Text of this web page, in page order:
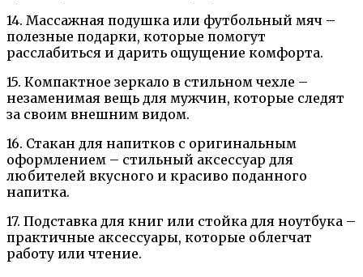
14. Массажная подушка или футбольный мяч –
полезные подарки, которые помогут
расслабиться и дарить ощущение комфорта.
15. Компактное зеркало в стильном чехле –
незаменимая вещь для мужчин, которые следят
за своим внешним видом.
16. Стакан для напитков с оригинальным
оформлением – стильный аксессуар для
любителей вкусного и красиво поданного
напитка.
17. Подставка для книг или стойка для ноутбука –
практичные аксессуары, которые облегчат
работу или чтение.